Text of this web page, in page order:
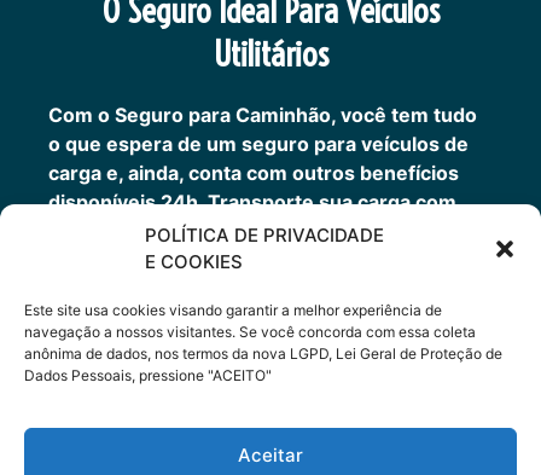
POLÍTICA DE PRIVACIDADE
E COOKIES
Este site usa cookies visando garantir a melhor experiência de
navegação a nossos visitantes. Se você concorda com essa coleta
anônima de dados, nos termos da nova LGPD, Lei Geral de Proteção de
Dados Pessoais, pressione "ACEITO"
Aceitar
O Seguro Ideal Para Veículos
Utilitários
Com o Seguro para Caminhão, você tem tudo
o que espera de um seguro para veículos de
carga e, ainda, conta com outros benefícios
disponíveis 24h.Transporte sua carga com
mais tranquilidade, contratando um seguro
completo para o seu Caminhão, Van, Furgão ou
Você também pode fazer um seguro de
transportes.